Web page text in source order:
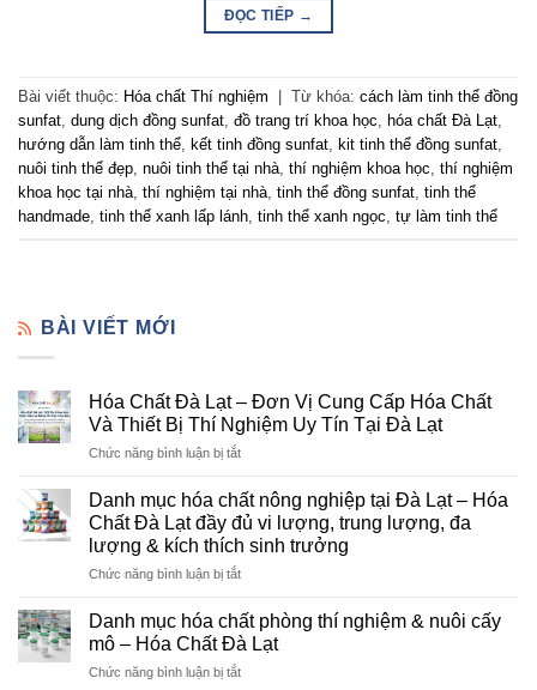
ĐỌC TIẾP →
Bài viết thuộc: Hóa chất Thí nghiệm Từ khóa: cách làm tinh thể đồng
sunfat, dung dịch đồng sunfat, đồ trang trí khoa học, hóa chất Đà Lạt,
hướng dẫn làm tinh thể, kết tinh đồng sunfat, kit tinh thể đồng sunfat,
nuôi tinh thể đẹp, nuôi tinh thể tại nhà, thí nghiệm khoa học, thí nghiệm
khoa học tại nhà, thí nghiệm tại nhà, tinh thể đồng sunfat, tinh thể
handmade, tinh thể xanh lấp lánh, tinh thể xanh ngọc, tự làm tinh thể
BÀI VIẾT MỚI
Hóa Chất Đà Lạt – Đơn Vị Cung Cấp Hóa Chất
Và Thiết Bị Thí Nghiệm Uy Tín Tại Đà Lạt
Chức năng bình luận bị tắtở
Chất
Đà
Lạt
–
Đơn
Cung
Cấp
Hóa
Chất
Danh mục hóa chất nông nghiệp tại Đà Lạt – Hóa
Chất Đà Lạt đầy đủ vi lượng, trung lượng, đa
lượng & kích thích sinh trưởng
Chức năng bình luận bị tắtở
mục
hóa
chất
nông
Danh mục hóa chất phòng thí nghiệm & nuôi cấy
mô – Hóa Chất Đà Lạt
Chức năng bình luận bị tắtở